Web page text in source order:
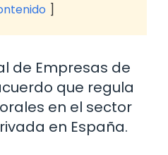
de Empresas de
que regula
en el sector
en España.